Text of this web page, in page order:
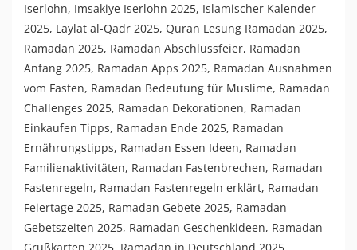
Iserlohn, Imsakiye Iserlohn 2025, Islamischer Kalender
2025, Laylat al-Qadr 2025, Quran Lesung Ramadan 2025,
Ramadan 2025, Ramadan Abschlussfeier, Ramadan
Anfang 2025, Ramadan Apps 2025, Ramadan Ausnahmen
vom Fasten, Ramadan Bedeutung für Muslime, Ramadan
Challenges 2025, Ramadan Dekorationen, Ramadan
Einkaufen Tipps, Ramadan Ende 2025, Ramadan
Ernährungstipps, Ramadan Essen Ideen, Ramadan
Familienaktivitäten, Ramadan Fastenbrechen, Ramadan
Fastenregeln, Ramadan Fastenregeln erklärt, Ramadan
Feiertage 2025, Ramadan Gebete 2025, Ramadan
Gebetszeiten 2025, Ramadan Geschenkideen, Ramadan